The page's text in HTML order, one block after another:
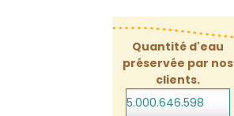
Quantité d'eau
préservée par nos
clients.
5.000.646.619